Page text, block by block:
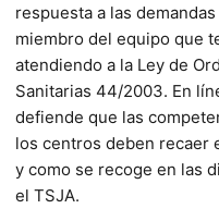
respuesta a las
miembro del equipo que
atendiendo a la Ley de
Sanitarias 44/2003. En
defiende que las
los centros deben recaer
y como se recoge en las
el TSJA.